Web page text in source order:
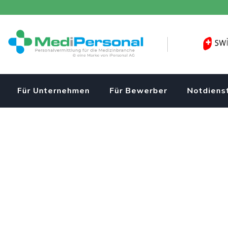
content
Für Unternehmen Für Bewerber